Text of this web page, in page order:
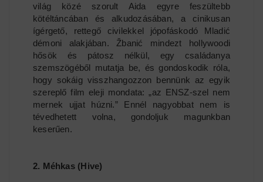
világ közé szorult Aida egyre feszültebb
kötéltáncában és alkudozásában, a cinikusan
ígérgető, rettegő civilekkel jópofáskodó Mladić
démoni alakjában. Žbanić mindezt hollywoodi
hősök és pátosz nélkül, egy családanya
szemszögéből mutatja be, és gondoskodik róla,
hogy sokáig visszhangozzon bennünk az egyik
szereplő film eleji mondata: „az ENSZ-szel nem
mernek ujjat húzni.” Ennél nagyobbat nem is
tévedhetett volna, gondoljuk magunkban
keserűen.
2. Méhkas (Hive)